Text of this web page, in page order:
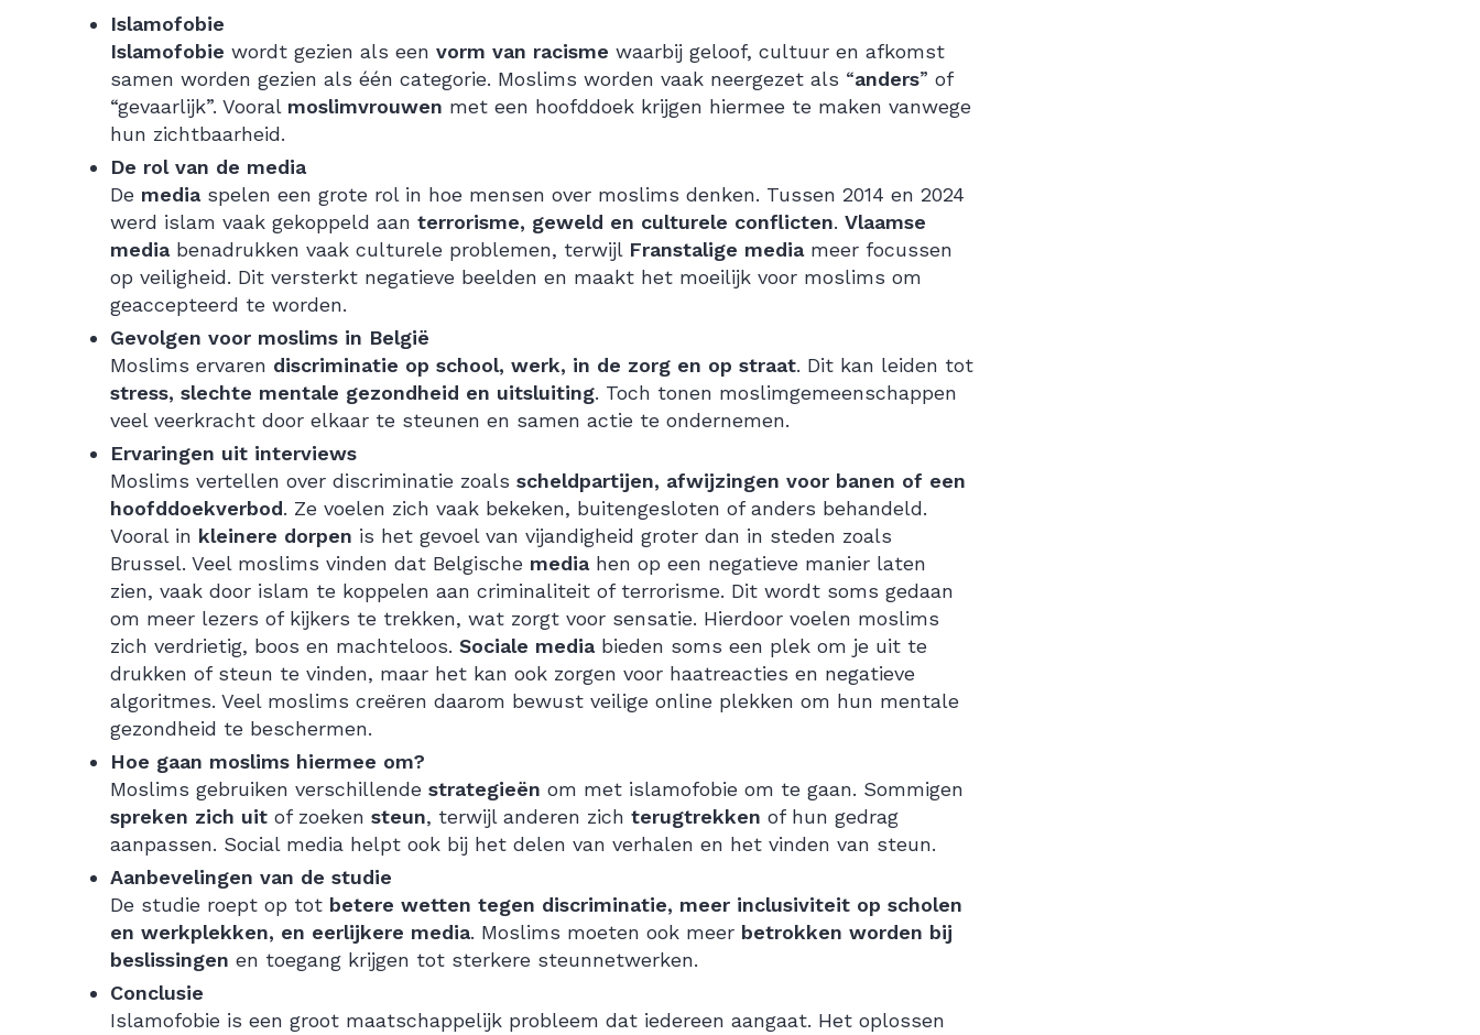
Islamofobie
Islamofobie wordt gezien als een vorm van racisme waarbij geloof, cultuur en afkomst
samen worden gezien als één categorie. Moslims worden vaak neergezet als “anders” of
“gevaarlijk”. Vooral moslimvrouwen met een hoofddoek krijgen hiermee te maken vanwege
hun zichtbaarheid.
De rol van de media
De media spelen een grote rol in hoe mensen over moslims denken. Tussen 2014 en 2024
werd islam vaak gekoppeld aan terrorisme, geweld en culturele conflicten. Vlaamse
media benadrukken vaak culturele problemen, terwijl Franstalige mediameer focussen
op veiligheid. Dit versterkt negatieve beelden en maakt het moeilijk voor moslims om
geaccepteerd te worden.
Gevolgen voor moslims in België
Moslims ervaren discriminatie op school, werk, in de zorg en op straat. Dit kan leiden tot
stress, slechte mentale gezondheid en uitsluiting. Toch tonen moslimgemeenschappen
veel veerkracht door elkaar te steunen en samen actie te ondernemen.
Ervaringen uit interviews
Moslims vertellen over discriminatie zoals scheldpartijen, afwijzingen voor banen of een
hoofddoekverbod. Ze voelen zich vaak bekeken, buitengesloten of anders behandeld.
Vooral in kleinere dorpen is het gevoel van vijandigheid groter dan in steden zoals
Brussel. Veel moslims vinden dat Belgische mediahen op een negatieve manier laten
zien, vaak door islam te koppelen aan criminaliteit of terrorisme. Dit wordt soms gedaan
om meer lezers of kijkers te trekken, wat zorgt voor sensatie. Hierdoor voelen moslims
zich verdrietig, boos en machteloos. Sociale mediabieden soms een plek om je uit te
drukken of steun te vinden, maar het kan ook zorgen voor haatreacties en negatieve
algoritmes. Veel moslims creëren daarom bewust veilige online plekken om hun mentale
gezondheid te beschermen.
Hoe gaan moslims hiermee om?
Moslims gebruiken verschillende strategieën om met islamofobie om te gaan. Sommigen
spreken zich uit of zoeken steun, terwijl anderen zich terugtrekken of hun gedrag
aanpassen. Social media helpt ook bij het delen van verhalen en het vinden van steun.
Aanbevelingen van de studie
De studie roept op tot betere wetten tegen discriminatie, meer inclusiviteit op scholen
en werkplekken, en eerlijkere media. Moslims moeten ook meer betrokken worden bij
beslissingen en toegang krijgen tot sterkere steunnetwerken.
Conclusie
Islamofobie is een groot maatschappelijk probleem dat iedereen aangaat. Het oplossen